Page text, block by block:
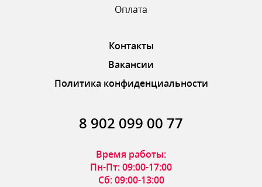
Оплата
Контакты
Вакансии
Политика конфиденциальности
8 902 099 00 77
Время работы:
Пн-Пт: 09:00-17:00
Сб: 09:00-13:00